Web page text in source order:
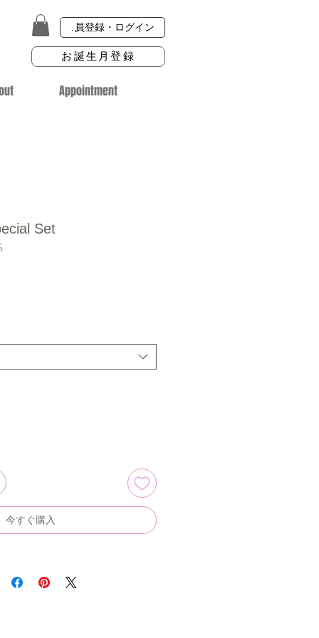
会員登録・ログイン
お誕生月登録
Appointment
Set
今すぐ購入